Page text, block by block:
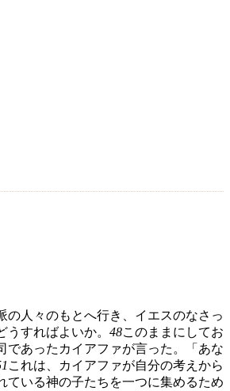
の人々のもとへ行き、イエスのなさっ
すればよいか。 48このままにしてお
であったカイアファが言った。「あな
これは、カイアファが自分の考えから
ている神の子たちを一つに集めるため